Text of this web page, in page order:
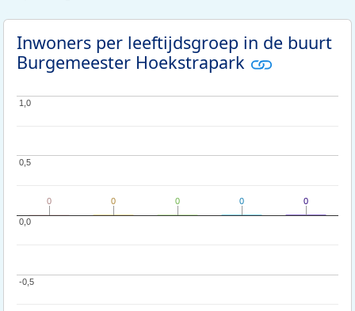
Inwoners per leeftijdsgroep in de buurt
Burgemeester Hoekstrapark
-0,5
-0,5
0,0
0,0
0,5
0,5
1,0
1,0
0
0 0
0 0
0 0
0 0
0